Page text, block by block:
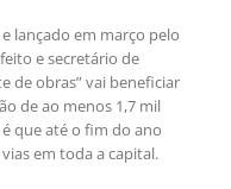
lançado em março pelo
e secretário de
de obras” vai beneficiar
de ao menos 1,7 mil
que até o fim do ano
em toda a capital.